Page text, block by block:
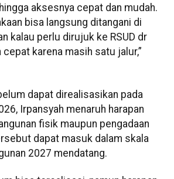
aksesnya cepat dan mudah.
bisa langsung ditangani di
kalau perlu dirujuk ke RSUD dr
karena masih satu jalur,”
dapat direalisasikan pada
Irpansyah menaruh harapan
fisik maupun pengadaan
dapat masuk dalam skala
2027 mendatang.